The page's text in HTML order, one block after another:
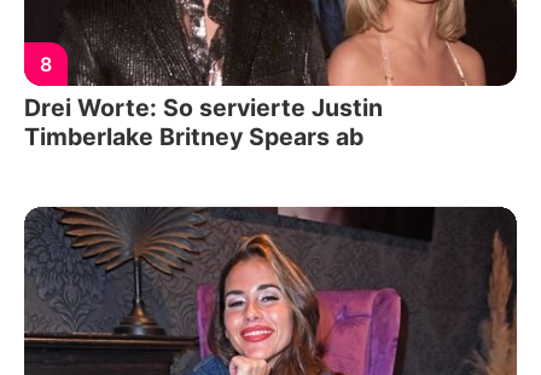
8
Drei Worte: So servierte Justin
Timberlake Britney Spears ab